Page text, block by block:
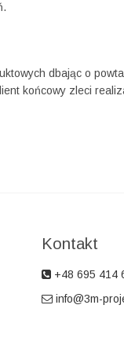
dbając o
końcowy zleci
Kontakt
+48 695 414
info@3m-